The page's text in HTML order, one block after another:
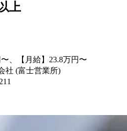
上
〜、【月給】23.8万円〜
社 (富士営業所)